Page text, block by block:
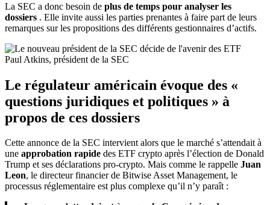
La SEC a donc besoin de plus de temps pour analyser les
dossiers . Elle invite aussi les parties prenantes à faire part de leurs
remarques sur les propositions des différents gestionnaires d’actifs.
Paul Atkins, président de la SEC
Le régulateur américain évoque des «
questions juridiques et politiques » à
propos de ces dossiers
Cette annonce de la SEC intervient alors que le marché s’attendait à
une approbation rapide des ETF crypto après l’élection de Donald
Trump et ses déclarations pro-crypto. Mais comme le rappelle Juan
Leon, le directeur financier de Bitwise Asset Management, le
processus réglementaire est plus complexe qu’il n’y paraît :